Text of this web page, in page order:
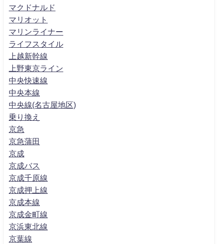
マクドナルド
マリオット
マリンライナー
ライフスタイル
上越新幹線
上野東京ライン
中央快速線
中央本線
中央線(名古屋地区)
乗り換え
京急
京急蒲田
京成
京成バス
京成千原線
京成押上線
京成本線
京成金町線
京浜東北線
京葉線